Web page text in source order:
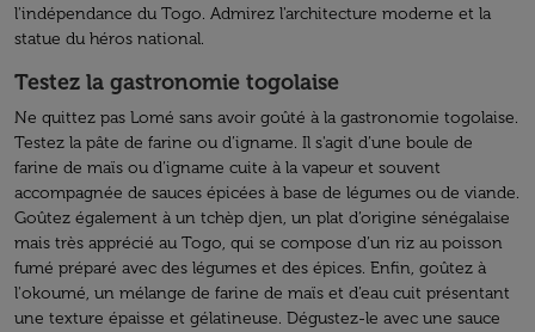
l'indépendance du Togo. Admirez l'architecture moderne et la
statue du héros national.
Testez la gastronomie togolaise
Ne quittez pas Lomé sans avoir goûté à la gastronomie togolaise.
Testez la pâte de farine ou d’igname. Il s'agit d’une boule de
farine de maïs ou d’igname cuite à la vapeur et souvent
accompagnée de sauces épicées à base de légumes ou de viande.
Goûtez également à un tchèp djen, un plat d’origine sénégalaise
mais très apprécié au Togo, qui se compose d’un riz au poisson
fumé préparé avec des légumes et des épices. Enfin, goûtez à
l'okoumé, un mélange de farine de maïs et d’eau cuit présentant
une texture épaisse et gélatineuse. Dégustez-le avec une sauce